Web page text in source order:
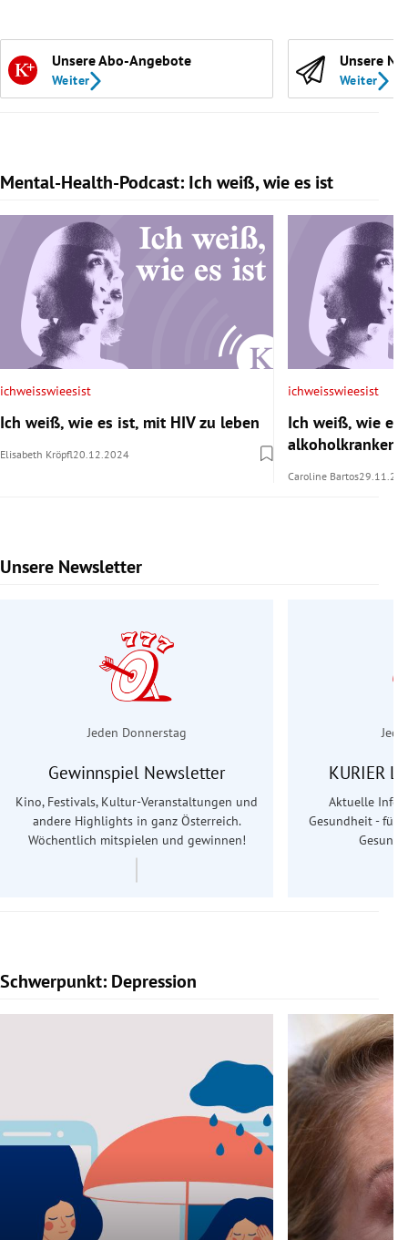
Unsere Abo-Angebote
Weiter
Unsere
Weiter
Mental-Health-Podcast: Ich weiß, wie es ist
Slide 1 von 7
ichweisswieesist
Ich weiß, wie es ist, mit HIV zu leben
Elisabeth Kröpfl20.12.2024
ichweisswieesist
Ich weiß, wie es
alkoholkranken
Caroline Bartos
Unsere Newsletter
Slide 1 von 6
Jeden Donnerstag
Gewinnspiel Newsletter
Kino, Festivals, Kultur-Veranstaltungen und
andere Highlights in ganz Österreich.
Wöchentlich mitspielen und gewinnen!
KURIER
Aktuelle
Gesundheit - für
Schwerpunkt: Depression
Slide 1 von 5